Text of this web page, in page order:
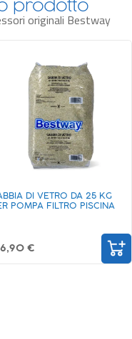
prodotto
originali Bestway
MARINO ESSICCATO PER
€